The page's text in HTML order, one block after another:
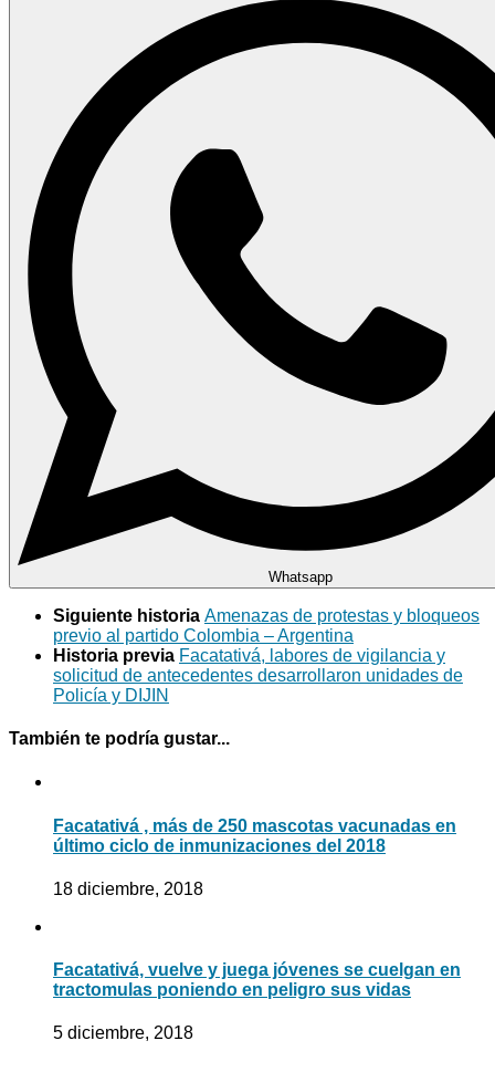
Whatsapp
Siguiente historia Amenazas de protestas y bloqueos
previo al partido Colombia – Argentina
Historia previa Facatativá, labores de vigilancia y
solicitud de antecedentes desarrollaron unidades de
Policía y DIJIN
También te podría gustar...
Facatativá , más de 250 mascotas vacunadas en
último ciclo de inmunizaciones del 2018
18 diciembre, 2018
Facatativá, vuelve y juega jóvenes se cuelgan en
tractomulas poniendo en peligro sus vidas
5 diciembre, 2018